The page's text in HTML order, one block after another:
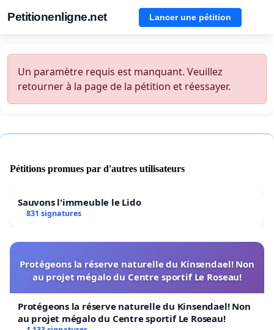
Petitionenligne.net Lancer une pétition
Un paramètre requis est manquant. Veuillez
retourner à la page de la pétition et réessayer.
Pétitions promues par d'autres utilisateurs
Sauvons l'immeuble le Lido
831 signatures
Protégeons la réserve naturelle du Kinsendael! Non
au projet mégalo du Centre sportif Le Roseau!
Protégeons la réserve naturelle du Kinsendael! Non
au projet mégalo du Centre sportif Le Roseau!